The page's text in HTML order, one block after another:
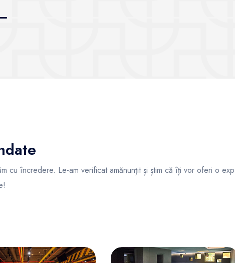
cu încredere. Le-am verificat amănunțit și știm că îți vor oferi o